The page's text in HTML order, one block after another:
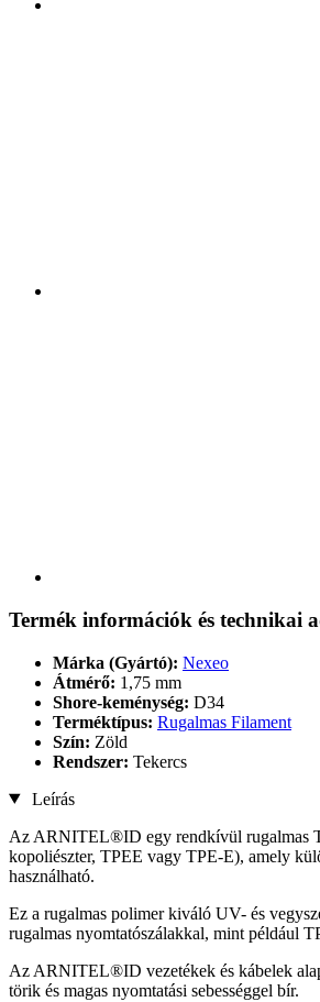
Termék információk és technikai
Márka (Gyártó): Nexeo
Átmérő: 1,75 mm
Shore-keménység: D34
Terméktípus: Rugalmas Filament
Szín: Zöld
Rendszer: Tekercs
Leírás
Az ARNITEL®ID egy rendkívül rugalmas
kopoliészter, TPEE vagy TPE-E), amely
használható.
Ez a rugalmas polimer kiváló UV- és
rugalmas nyomtatószálakkal, mint például
Az ARNITEL®ID vezetékek és kábelek
törik és magas nyomtatási sebességgel bír.